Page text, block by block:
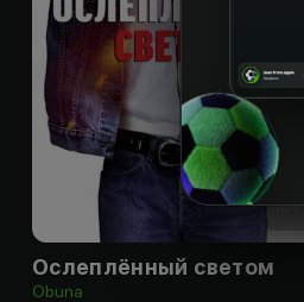
18+
Ослеплённый светом
Obuna